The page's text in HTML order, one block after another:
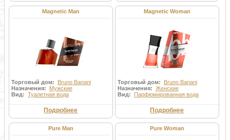
Magnetic Man
Торговый дом: Bruno Banani
Назначения: Мужские
Вид: Туалетная вода
Подробнее
Magnetic Woman
Торговый дом: Bruno Banani
Назначения: Женские
Вид: Парфюмированная вода
Подробнее
Pure Man Pure Woman